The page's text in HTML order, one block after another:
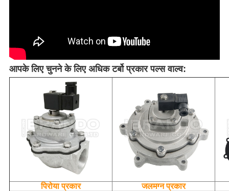
आपके लिए चुनने के लिए अधिक टर्बो प्रकार पल्स वाल्व:
पिरोया प्रकार जलमग्न प्रकार